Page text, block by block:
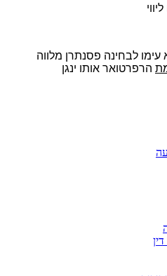
לבחינה פסנתרן מלווה
הרפרטואר אותו ינגן